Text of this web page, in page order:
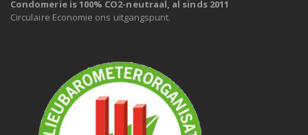
Condomerie is 100% CO2-neutraal, al sinds 2011
Circulaire Economie ons uitgangspunt.